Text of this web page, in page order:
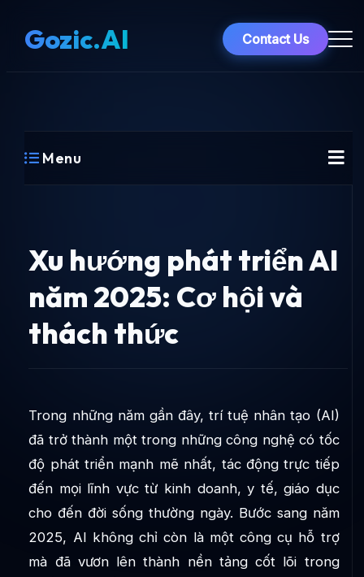
Gozic.AI Contact Us
Menu
Xu hướng phát triển AI
năm 2025: Cơ hội và
thách thức
Trong những năm gần đây, trí tuệ nhân tạo (AI)
đã trở thành một trong những công nghệ có tốc
độ phát triển mạnh mẽ nhất, tác động trực tiếp
đến mọi lĩnh vực từ kinh doanh, y tế, giáo dục
cho đến đời sống thường ngày. Bước sang năm
2025, AI không chỉ còn là một công cụ hỗ trợ
mà đã vươn lên thành nền tảng cốt lõi trong